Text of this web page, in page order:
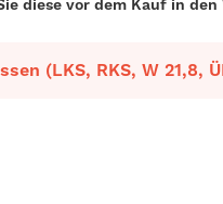
diese vor dem Kauf in den
(LKS, RKS, W 21,8,